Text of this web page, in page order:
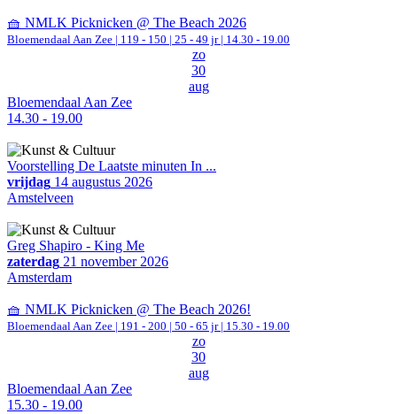
🧺 NMLK Picknicken @ The Beach 2026
Bloemendaal Aan Zee | 119 - 150 | 25 - 49 jr | 14.30 - 19.00
zo
30
aug
Bloemendaal Aan Zee
14.30 - 19.00
Voorstelling De Laatste minuten In ...
vrijdag 14 augustus 2026
Amstelveen
Greg Shapiro - King Me
zaterdag 21 november 2026
Amsterdam
🧺 NMLK Picknicken @ The Beach 2026!
Bloemendaal Aan Zee | 191 - 200 | 50 - 65 jr | 15.30 - 19.00
zo
30
aug
Bloemendaal Aan Zee
15.30 - 19.00